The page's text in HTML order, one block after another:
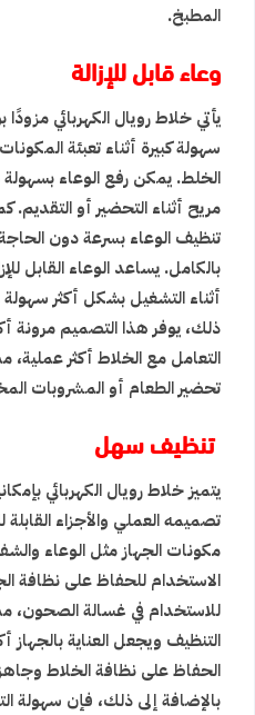
المطبخ.
وعاء قابل للإزالة
يأتي خلاط رويال الكهربائي مزودًا
سهولة كبيرة أثناء تعبئة
الخلط. يمكن رفع الوعاء
مريح أثناء التحضير أو التقديم.
تنظيف الوعاء بسرعة دون الحاجة
بالكامل. يساعد الوعاء القابل
أثناء التشغيل بشكل أكثر
ذلك، يوفر هذا التصميم مرونة
التعامل مع الخلاط أكثر عملية،
تحضير الطعام أو المشروبات
تنظيف سهل
يتميز خلاط رويال الكهربائي
تصميمه العملي والأجزاء
مكونات الجهاز مثل الوعاء
الاستخدام للحفاظ على نظافة
للاستخدام في غسالة الصحون،
التنظيف ويجعل العناية
الحفاظ على نظافة الخلاط
بالإضافة إلى ذلك، فإن سهولة